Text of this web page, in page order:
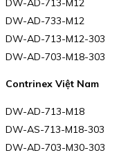
DW-AD-713-M12
DW-AD-733-M12
DW-AD-713-M12-303
DW-AD-703-M18-303
Contrinex Việt Nam
DW-AD-713-M18
DW-AS-713-M18-303
DW-AD-703-M30-303